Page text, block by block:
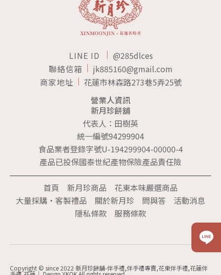
LINE ID
@285dlces
聯絡信箱
jk885160@gmail.com
商家地址
花蓮市林森路273巷5弄25號
營業人資訊
新月珍餅舖
代表人：田樹英
統一編號94299904
食品業者登錄字號U-194299904-00000-4
產品已投保國泰世紀產物保險產品責任險
首頁 新月珍商品
花東本味嚴選商品
大量採購‧客製禮品
關於新月珍 問與答
活動消息
隱私條款
服務條款
Copyright © since 2022 新月珍餅舖-伴手禮,伴手禮專賣,花東伴手禮,花蓮伴